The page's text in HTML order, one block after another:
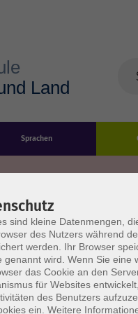
Sprachen
Impressum
sind kleine Datenmengen,
des Nutzers während
werden. Ihr Browser
genannt wird. Wenn Sie eine
das Cookie an den
für Websites
des Benutzers
ein. Weitere